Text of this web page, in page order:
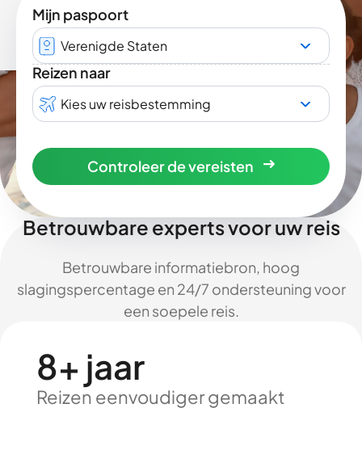
Mijn paspoort
Verenigde Staten
Reizen naar
Kies uw reisbestemming
Controleer de vereisten
Betrouwbare experts voor uw reis
Betrouwbare informatiebron, hoog
slagingspercentage en 24/7 ondersteuning voor
een soepele reis.
8+ jaar
Reizen eenvoudiger gemaakt